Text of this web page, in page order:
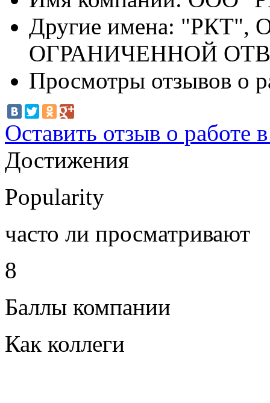
Другие имена: "РКТ",
ОГРАНИЧЕННОЙ
Просмотры отзывов о
Оставить отзыв о работе
Достижения
Popularity
часто ли просматривают
8
Баллы компании
Как коллеги